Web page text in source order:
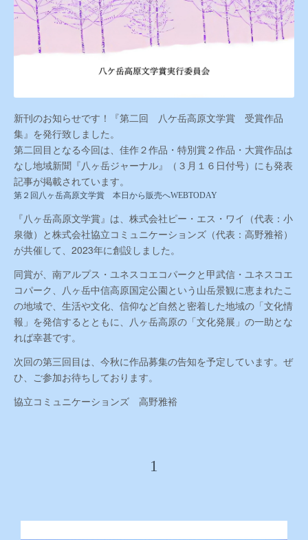
新刊のお知らせです！『第二回 八ケ岳高原文学賞 受賞作品
集』を発行致しました。
第二回目となる今回は、佳作２作品・特別賞２作品・大賞作品は
なし地域新聞『八ヶ岳ジャーナル』（３月１６日付号）にも発表
記事が掲載されています。
第２回八ヶ岳高原文学賞 本日から販売へWEBTODAY
『八ヶ岳高原文学賞』は、 株式会社ピー・エス・ワイ（代表：小
泉徹）と株式会社協立コミュニケーションズ（代表：高野雅裕）
が共催して、2023年に創設しました。
同賞が、南アルプス・ユネスコエコパークと甲武信・ユネスコエ
コパーク、八ヶ岳中信高原国定公園という山岳景観に恵まれたこ
の地域で、生活や文化、信仰など自然と密着した地域の「文化情
報」を発信するとともに、八ヶ岳高原の「文化発展」の一助とな
れば幸甚です。
次回の第三回目は、今秋に作品募集の告知を予定しています。ぜ
ひ、ご参加お待ちしております。
協立コミュニケーションズ 高野雅裕
1